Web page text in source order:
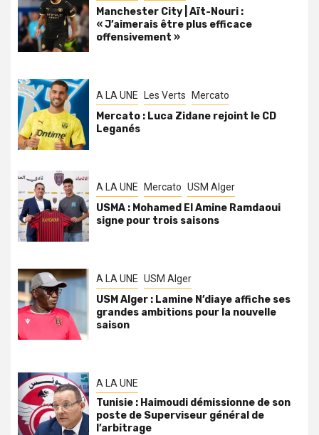
Manchester City | Aït-Nouri :
« J’aimerais être plus efficace
offensivement »
A LA UNE Les Verts Mercato
Mercato : Luca Zidane rejoint le CD
Leganés
A LA UNE Mercato USM Alger
USMA : Mohamed El Amine Ramdaoui
signe pour trois saisons
A LA UNE USM Alger
USM Alger : Lamine N’diaye affiche ses
grandes ambitions pour la nouvelle
saison
A LA UNE
Tunisie : Haimoudi démissionne de son
poste de Superviseur général de
l’arbitrage